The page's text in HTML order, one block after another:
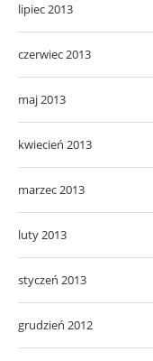
lipiec 2013
czerwiec 2013
maj 2013
kwiecień 2013
marzec 2013
luty 2013
styczeń 2013
grudzień 2012